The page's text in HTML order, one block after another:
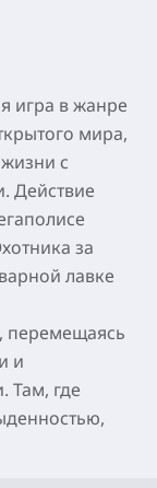
игра в жанре
мира,
с
Действие
за
лавке
перемещаясь
и
Там, где